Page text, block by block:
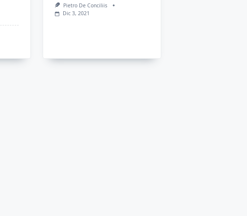
Pietro De Conciliis
Dic 3, 2021